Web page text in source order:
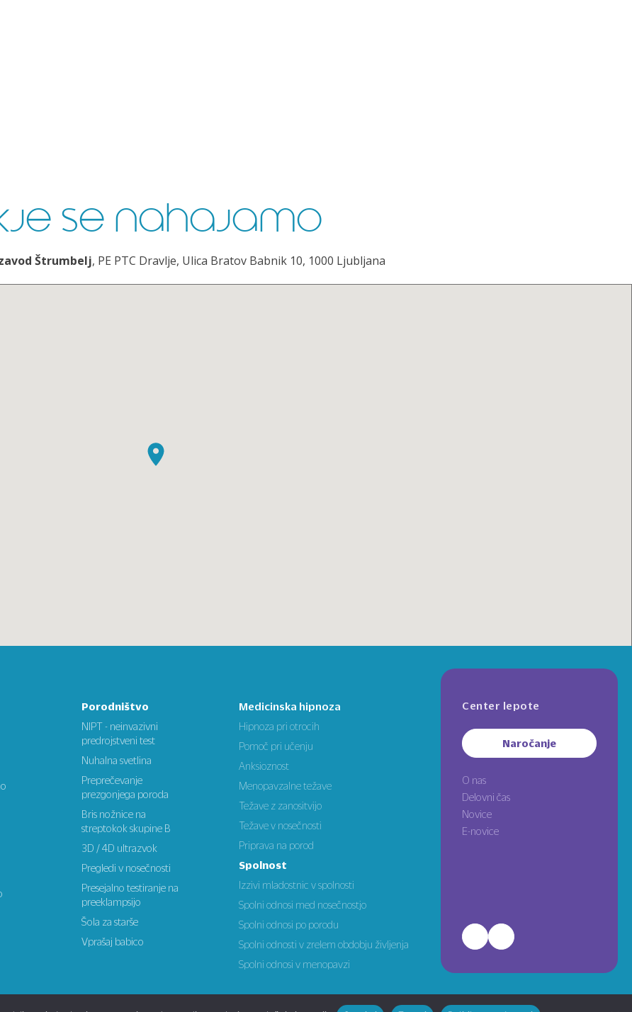
se nahajamo
Štrumbelj, PE PTC Dravlje, Ulica Bratov Babnik 10, 1000 Ljubljana
Porodništvo
NIPT - neinvazivni
predrojstveni test
Nuhalna svetlina
Preprečevanje
prezgonjega poroda
Bris nožnice na
streptokok skupine B
3D / 4D ultrazvok
Pregledi v nosečnosti
Presejalno testiranje na
preeklampsijo
Šola za starše
Vprašaj babico
Medicinska hipnoza
Hipnoza pri otrocih
Pomoč pri učenju
Anksioznost
Menopavzalne težave
Težave z zanositvijo
Težave v nosečnosti
Priprava na porod
Spolnost
Izzivi mladostnic v spolnosti
Spolni odnosi med nosečnostjo
Spolni odnosi po porodu
Spolni odnosti v zrelem obdobju življenja
Spolni odnosi v menopavzi
Center lepote
Naročanje
O nas
Delovni čas
Novice
E-novice
Oblikovanje: jasmina.design